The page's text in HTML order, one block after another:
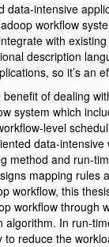
data-intensive
workflow
with
description
so it’s an
of dealing
system which
level
data-
method and run-
mapping
workflow, this
workflow through
algorithm. In run-
reduce the